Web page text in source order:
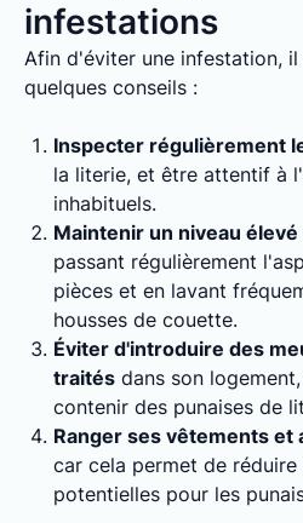
infestations
Afin d'éviter une infestation,
quelques conseils :
Inspecter régulièrement
la literie, et être attentif à
inhabituels.
Maintenir un niveau
passant régulièrement
pièces et en lavant
housses de couette.
Éviter d'introduire des
traités dans son
contenir des punaises de
Ranger ses vêtements
car cela permet de
potentielles pour les